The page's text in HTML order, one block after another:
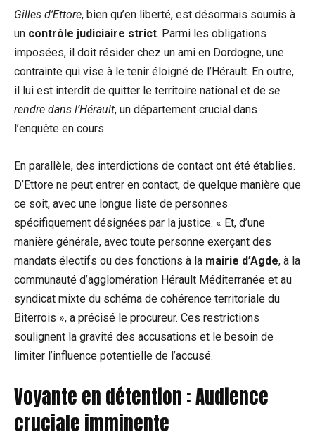
Gilles d’Ettore, bien qu’en liberté, est désormais soumis à
un contrôle judiciaire strict. Parmi les obligations
imposées, il doit résider chez un ami en Dordogne, une
contrainte qui vise à le tenir éloigné de l’Hérault. En outre,
il lui est interdit de quitter le territoire national et de se
rendre dans l’Hérault, un département crucial dans
l’enquête en cours.
En parallèle, des interdictions de contact ont été établies.
D’Ettore ne peut entrer en contact, de quelque manière que
ce soit, avec une longue liste de personnes
spécifiquement désignées par la justice. « Et, d’une
manière générale, avec toute personne exerçant des
mandats électifs ou des fonctions à la mairie d’Agde, à la
communauté d’agglomération Hérault Méditerranée et au
syndicat mixte du schéma de cohérence territoriale du
Biterrois », a précisé le procureur. Ces restrictions
soulignent la gravité des accusations et le besoin de
limiter l’influence potentielle de l’accusé.
Voyante en détention : Audience
cruciale imminente